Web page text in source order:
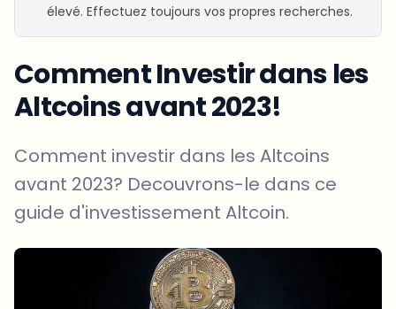
élevé. Effectuez toujours vos propres recherches.
Comment Investir dans les
Altcoins avant 2023!
Comment investir dans les Altcoins
avant 2023? Decouvrons-le dans ce
guide d'investissement Altcoin.